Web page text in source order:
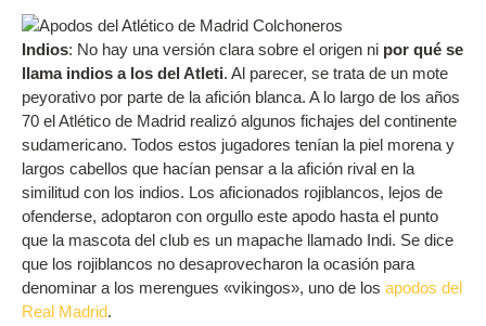
Indios: No hay una versión clara sobre el origen ni por qué se
llama indios a los del Atleti. Al parecer, se trata de un mote
peyorativo por parte de la afición blanca. A lo largo de los años
70 el Atlético de Madrid realizó algunos fichajes del continente
sudamericano. Todos estos jugadores tenían la piel morena y
largos cabellos que hacían pensar a la afición rival en la
similitud con los indios. Los aficionados rojiblancos, lejos de
ofenderse, adoptaron con orgullo este apodo hasta el punto
que la mascota del club es un mapache llamado Indi. Se dice
que los rojiblancos no desaprovecharon la ocasión para
denominar a los merengues «vikingos», uno de los apodos del
Real Madrid.